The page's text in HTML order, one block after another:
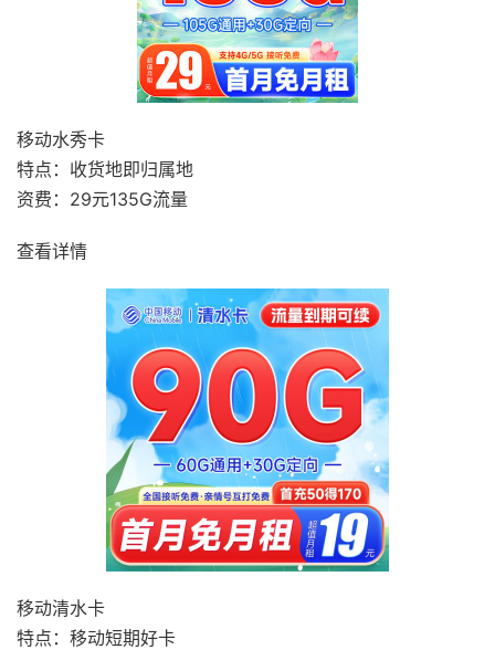
移动水秀卡
特点：收货地即归属地
资费：29元135G流量
查看详情
移动清水卡
特点：移动短期好卡